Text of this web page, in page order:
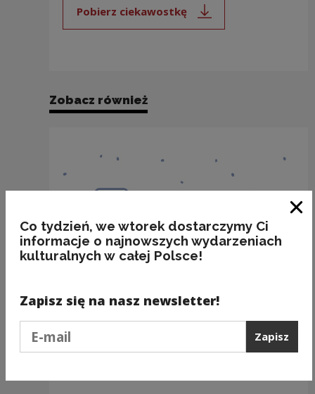
Pobierz ciekawostkę
Uwaga, link zostanie otwarty
Zobacz również
Co tydzień, we wtorek dostarczymy Ci
informacje o najnowszych wydarzeniach
kulturalnych w całej Polsce!
Zapisz się na nasz newsletter!
Zapisz